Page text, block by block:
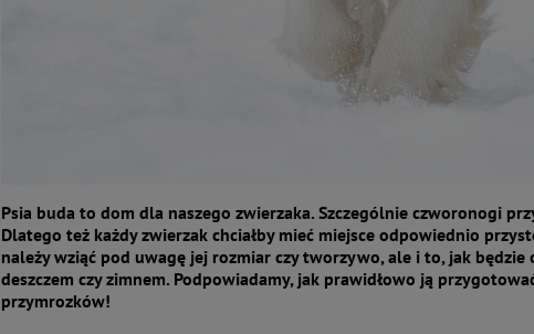
Psia buda to dom dla naszego zwierzaka. Szczególnie czworonogi
Dlatego też każdy zwierzak chciałby mieć miejsce odpowiednio
należy wziąć pod uwagę jej rozmiar czy tworzywo, ale i to, jak
deszczem czy zimnem. Podpowiadamy, jak prawidłowo ją
przymrozków!